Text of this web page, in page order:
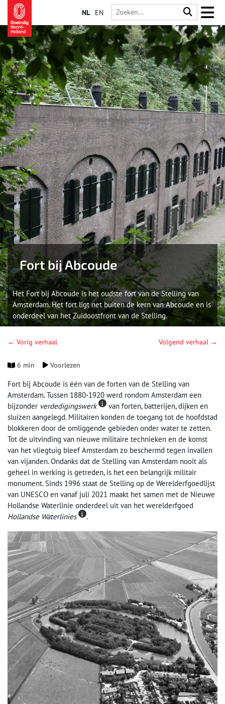
NL EN
Fort bij Abcoude
Het Fort bij Abcoude is het oudste fort van de Stelling van
Amsterdam. Het fort ligt net buiten de kern van Abcoude en is
onderdeel van het Zuidoostfront van de Stelling.
← Vorig verhaal Volgend verhaal →
6 min Voorlezen
Fort bij Abcoude is één van de forten van de Stelling van
Amsterdam. Tussen 1880-1920 werd rondom Amsterdam een
bijzonder verdedigingswerk
van forten, batterijen, dijken en
sluizen aangelegd. Militairen konden de toegang tot de hoofdstad
blokkeren door de omliggende gebieden onder water te zetten.
Tot de uitvinding van nieuwe militaire technieken en de komst
van het vliegtuig bleef Amsterdam zo beschermd tegen invallen
van vijanden. Ondanks dat de Stelling van Amsterdam nooit als
geheel in werking is getreden, is het een belangrijk militair
monument. Sinds 1996 staat de Stelling op de Werelderfgoedlijst
van UNESCO en vanaf juli 2021 maakt het samen met de Nieuwe
Hollandse Waterlinie onderdeel uit van het werelderfgoed
Hollandse Waterlinies
.